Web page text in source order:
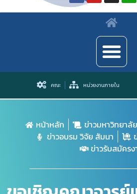
คณะ หน่วยงานภายใน
หน้าหลัก ข่าวมหาวิทยาลัย
ข่าวอบรม วิจัย สัมนา
ข่าวรับสมัครง